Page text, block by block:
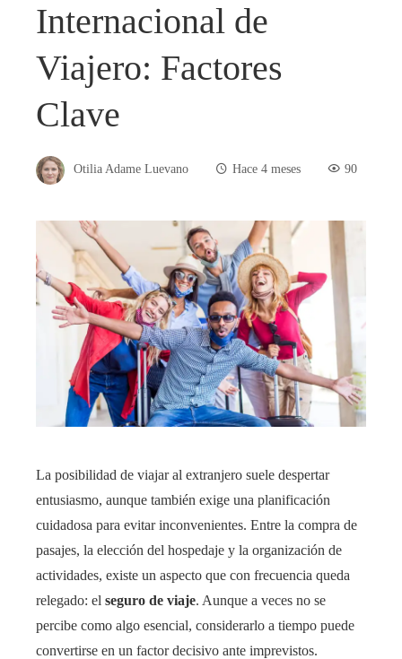
Internacional de
Viajero: Factores
Clave
Otilia Adame Luevano Hace 4 meses 90
La posibilidad de viajar al extranjero suele despertar
entusiasmo, aunque también exige una planificación
cuidadosa para evitar inconvenientes. Entre la compra de
pasajes, la elección del hospedaje y la organización de
actividades, existe un aspecto que con frecuencia queda
relegado: el seguro de viaje. Aunque a veces no se
percibe como algo esencial, considerarlo a tiempo puede
convertirse en un factor decisivo ante imprevistos.